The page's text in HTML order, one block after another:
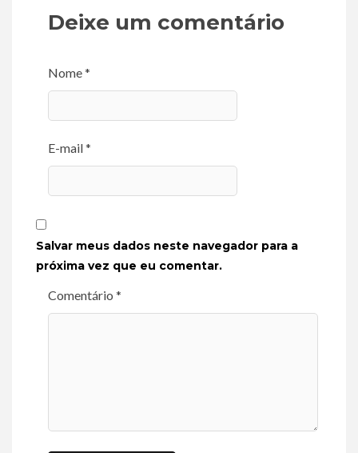
Deixe um comentário
Nome *
E-mail *
Salvar meus dados neste navegador para a
próxima vez que eu comentar.
Comentário *